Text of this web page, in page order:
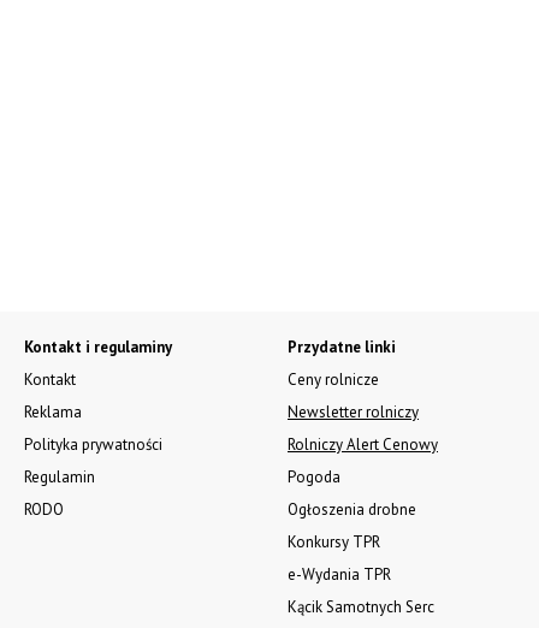
Kontakt i regulaminy
Kontakt
Reklama
Polityka prywatności
Regulamin
RODO
Przydatne linki
Ceny rolnicze
Newsletter rolniczy
Rolniczy Alert Cenowy
Pogoda
Ogłoszenia drobne
Konkursy TPR
e-Wydania TPR
Kącik Samotnych Serc